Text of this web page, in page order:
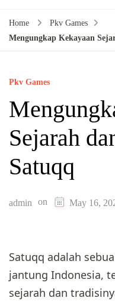
Home
Pkv Games
Mengungkap Kekayaan
Pkv Games
Sejarah
Satuqq
admin on May 16,
Satuqq adalah
jantung Indonesia,
sejarah dan